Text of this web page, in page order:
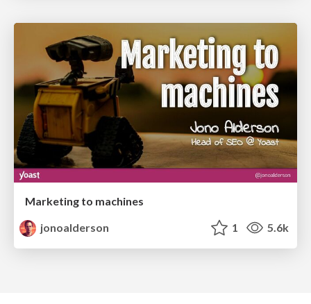
Marketing to machines
jonoalderson
1 5.6k